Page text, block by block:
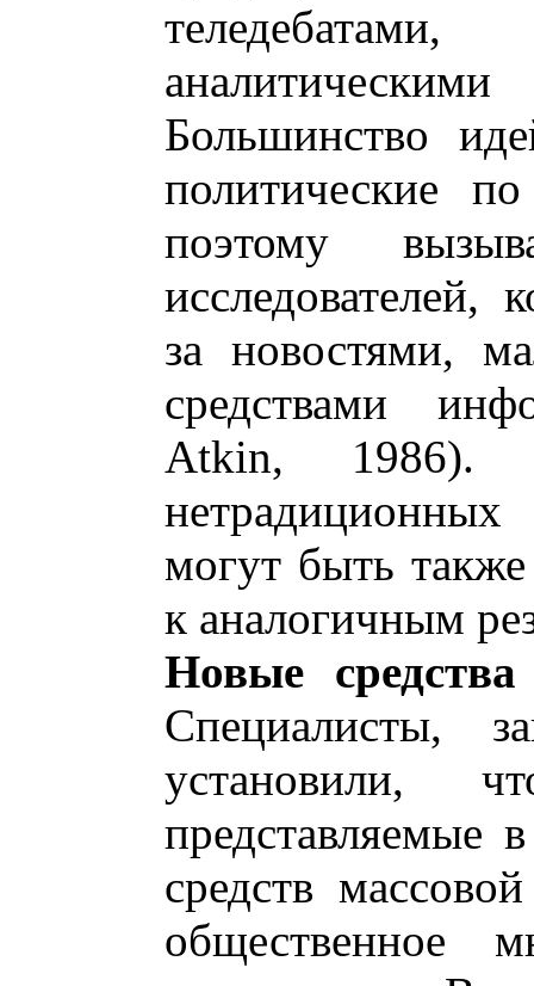
Большинство
политические
поэтому
исследователей,
за новостями,
средствами
Atkin, 1986).
могут быть
к аналогичным
Новые
Специалисты,
установили,
представляемые
средств
общественное